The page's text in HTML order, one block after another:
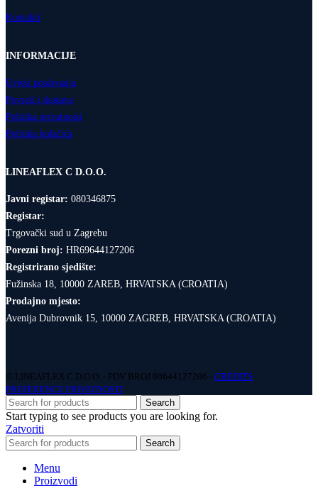
Kontakti
INFORMACIJE
Uvjeti poslovanja
Povrati i dostava
Politika privatnosti
Politika kolačića
LINEAFLEX C D.O.O.
Javni registar: 080346875
Registar:
Trgovački sud u Zagrebu
Porezni broj: HR69644127206
Registrirano sjedište:
Fužinska 18, 10000 ZAREB, HRVATSKA (CROATIA)
Prodajno mjesto:
Avenija Dubrovnik 15, 10000 ZAGREB, HRVATSKA (CROATIA)
© LINEAFLEX C D.O.O. - PDV BROJ 69644127206 - CREDITS
PREFERENCE PRIVATNOSTI
Search
Start typing to see products you are looking for.
Zatvoriti
Search
Menu
Proizvodi